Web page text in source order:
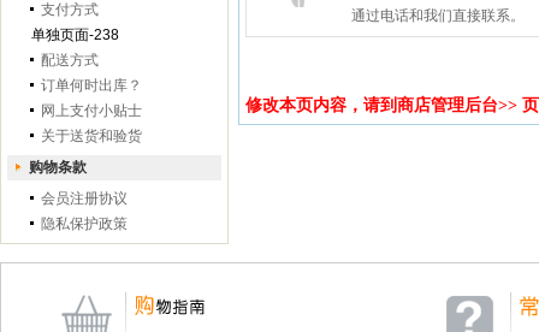
支付方式
单独页面-238
配送方式
订单何时出库？
网上支付小贴士
关于送货和验货
购物条款
会员注册协议
隐私保护政策
通过电话和我们直接联系。
修改本页内容，请到 商店管理后台>>